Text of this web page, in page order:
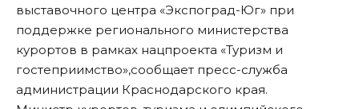
выставочного центра «Экспоград-Юг» при
поддержке регионального министерства
курортов в рамках нацпроекта «Туризм и
гостеприимство»,сообщает пресс-служба
администрации Краснодарского края.